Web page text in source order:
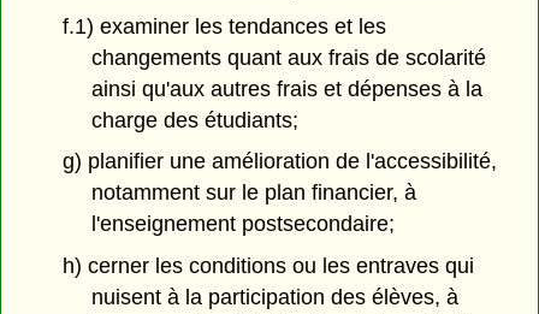
f.1) examiner les tendances et les
changements quant aux frais de scolarité
ainsi qu'aux autres frais et dépenses à la
charge des étudiants;
g) planifier une amélioration de l'accessibilité,
notamment sur le plan financier, à
l'enseignement postsecondaire;
h) cerner les conditions ou les entraves qui
nuisent à la participation des élèves, à